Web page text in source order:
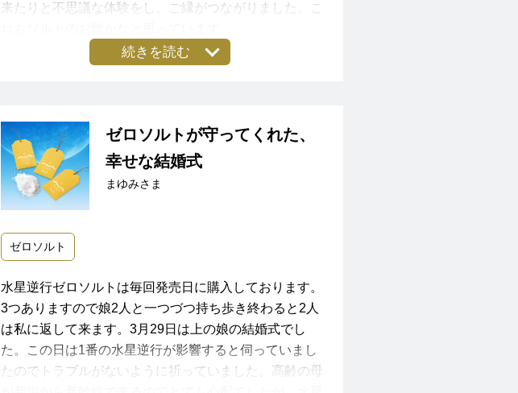
来たりと不思議な体験をし、ご縁がつながりました。こ
続きを読む
ゼロソルトが守ってくれた、
幸せな結婚式
まゆみさま
ゼロソルト
水星逆行ゼロソルトは毎回発売日に購入しております。
3つありますので娘2人と一つづつ持ち歩き終わると2人
は私に返して来ます。3月29日は上の娘の結婚式でし
た。この日は1番の水星逆行が影響すると伺っていまし
たのでトラブルがないように祈っていました。高齢の母